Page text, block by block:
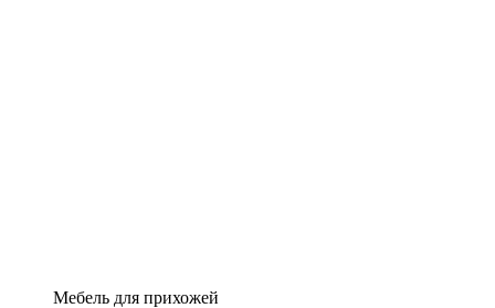
Мебель для прихожей